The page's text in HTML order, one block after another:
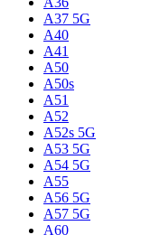
A37 5G
A40
A41
A50
A50s
A51
A52
A52s 5G
A53 5G
A54 5G
A55
A56 5G
A57 5G
A60